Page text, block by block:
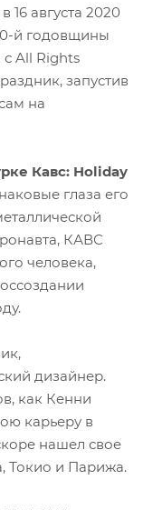
16 августа 2020
й годовщины
All Rights
запустив
на
Кавс: Holiday
глаза его
КАВС
человека,
дизайнер.
как Кенни
карьеру в
нашел свое
Токио и Парижа.